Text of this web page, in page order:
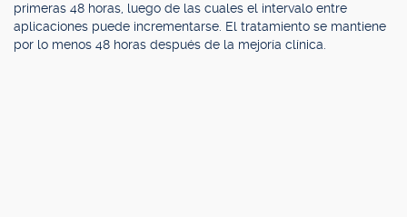
primeras 48 horas, luego de las cuales el intervalo entre
aplicaciones puede incrementarse. El tratamiento se mantiene
por lo menos 48 horas después de la mejoría clínica.